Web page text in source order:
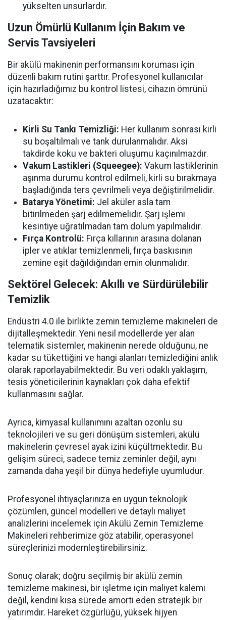
yükselten unsurlardır.
Uzun Ömürlü Kullanım İçin Bakım ve
Servis Tavsiyeleri
Bir akülü makinenin performansını koruması için
düzenli bakım rutini şarttır. Profesyonel kullanıcılar
için hazırladığımız bu kontrol listesi, cihazın ömrünü
uzatacaktır:
Kirli Su Tankı Temizliği: Her kullanım sonrası kirli
su boşaltılmalı ve tank durulanmalıdır. Aksi
takdirde koku ve bakteri oluşumu kaçınılmazdır.
Vakum Lastikleri (Squeegee): Vakum lastiklerinin
aşınma durumu kontrol edilmeli, kirli su bırakmaya
başladığında ters çevrilmeli veya değiştirilmelidir.
Batarya Yönetimi: Jel aküler asla tam
bitirilmeden şarj edilmemelidir. Şarj işlemi
kesintiye uğratılmadan tam dolum yapılmalıdır.
Fırça Kontrolü: Fırça kıllarının arasına dolanan
ipler ve atıklar temizlenmeli, fırça baskısının
zemine eşit dağıldığından emin olunmalıdır.
Sektörel Gelecek: Akıllı ve Sürdürülebilir
Temizlik
Endüstri 4.0 ile birlikte zemin temizleme makineleri de
dijitalleşmektedir. Yeni nesil modellerde yer alan
telematik sistemler, makinenin nerede olduğunu, ne
kadar su tükettiğini ve hangi alanları temizlediğini anlık
olarak raporlayabilmektedir. Bu veri odaklı yaklaşım,
tesis yöneticilerinin kaynakları çok daha efektif
kullanmasını sağlar.
Ayrıca, kimyasal kullanımını azaltan ozonlu su
teknolojileri ve su geri dönüşüm sistemleri, akülü
makinelerin çevresel ayak izini küçültmektedir. Bu
gelişim süreci, sadece temiz zeminler değil, aynı
zamanda daha yeşil bir dünya hedefiyle uyumludur.
Profesyonel ihtiyaçlarınıza en uygun teknolojik
çözümleri, güncel modelleri ve detaylı maliyet
analizlerini incelemek için Akülü Zemin Temizleme
Makineleri rehberimize göz atabilir, operasyonel
süreçlerinizi modernleştirebilirsiniz.
Sonuç olarak; doğru seçilmiş bir akülü zemin
temizleme makinesi, bir işletme için maliyet kalemi
değil, kendini kısa sürede amorti eden stratejik bir
yatırımdır. Hareket özgürlüğü, yüksek hijyen